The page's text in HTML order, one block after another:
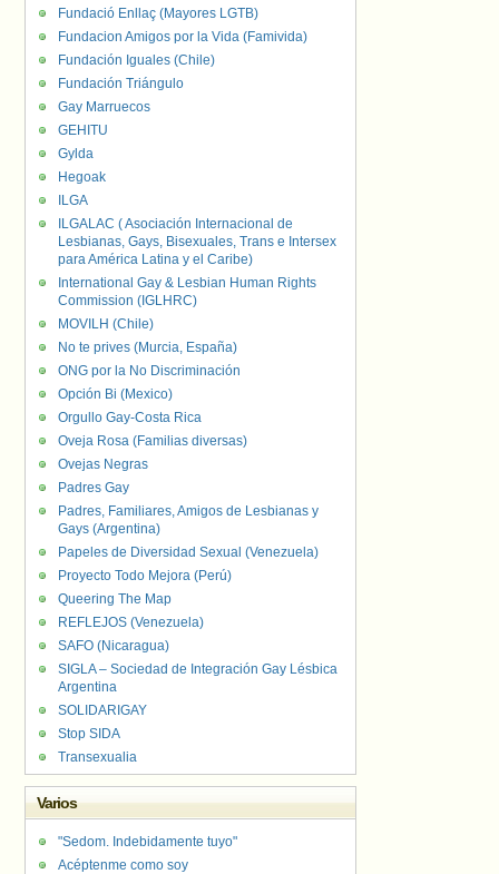
Fundació Enllaç (Mayores LGTB)
Fundacion Amigos por la Vida (Famivida)
Fundación Iguales (Chile)
Fundación Triángulo
Gay Marruecos
GEHITU
Gylda
Hegoak
ILGA
ILGALAC ( Asociación Internacional de
Lesbianas, Gays, Bisexuales, Trans e Intersex
para América Latina y el Caribe)
International Gay & Lesbian Human Rights
Commission (IGLHRC)
MOVILH (Chile)
No te prives (Murcia, España)
ONG por la No Discriminación
Opción Bi (Mexico)
Orgullo Gay-Costa Rica
Oveja Rosa (Familias diversas)
Ovejas Negras
Padres Gay
Padres, Familiares, Amigos de Lesbianas y
Gays (Argentina)
Papeles de Diversidad Sexual (Venezuela)
Proyecto Todo Mejora (Perú)
Queering The Map
REFLEJOS (Venezuela)
SAFO (Nicaragua)
SIGLA – Sociedad de Integración Gay Lésbica
Argentina
SOLIDARIGAY
Stop SIDA
Transexualia
Varios
"Sedom. Indebidamente tuyo"
Acéptenme como soy